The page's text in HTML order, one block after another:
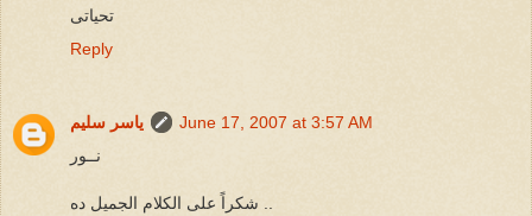
تحياتى
Reply
ياسر سليم
June 17, 2007 at 3:57 AM
نــور